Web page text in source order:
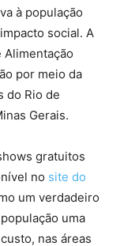
à população
social. A
Alimentação
por meio da
do Rio de
Gerais.
gratuitos
no site do
um verdadeiro
uma
nas áreas